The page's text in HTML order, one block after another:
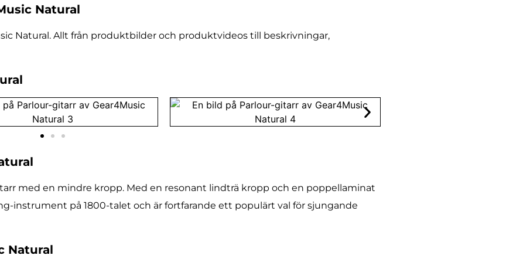
Natural
Natural. Allt från produktbilder och produktvideos till beskrivningar,
med en mindre kropp. Med en resonant lindträ kropp och en poppellaminat
instrument på 1800-talet och är fortfarande ett populärt val för sjungande
Natural